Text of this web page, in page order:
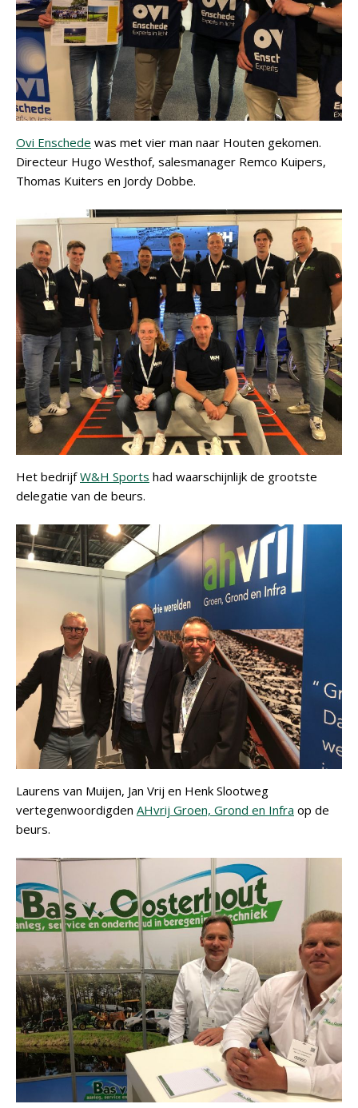
Ovi Enschede was met vier man naar Houten gekomen.
Directeur Hugo Westhof, salesmanager Remco Kuipers,
Thomas Kuiters en Jordy Dobbe.
Het bedrijfW&H Sports had waarschijnlijk de grootste
delegatie van de beurs.
Laurens van Muijen, Jan Vrij en Henk Slootweg
vertegenwoordigden AHvrij Groen, Grond en Infra op de
beurs.